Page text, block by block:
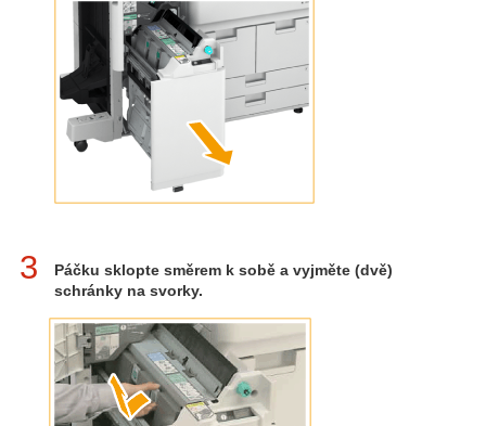
3
Páčku sklopte směrem k sobě a vyjměte (dvě)
schránky na svorky.